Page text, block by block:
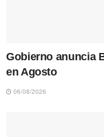
Gobierno anuncia
en Agosto
06/08/2026